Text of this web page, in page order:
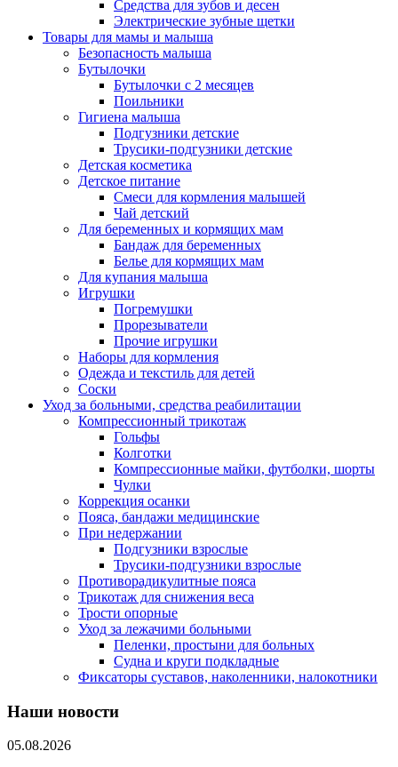
Средства для зубов и десен
Электрические зубные щетки
Товары для мамы и малыша
Безопасность малыша
Бутылочки
Бутылочки с 2 месяцев
Поильники
Гигиена малыша
Подгузники детские
Трусики-подгузники детские
Детская косметика
Детское питание
Смеси для кормления малышей
Чай детский
Для беременных и кормящих мам
Бандаж для беременных
Белье для кормящих мам
Для купания малыша
Игрушки
Погремушки
Прорезыватели
Прочие игрушки
Наборы для кормления
Одежда и текстиль для детей
Соски
Уход за больными, средства реабилитации
Компрессионный трикотаж
Гольфы
Колготки
Компрессионные майки, футболки, шорты
Чулки
Коррекция осанки
Пояса, бандажи медицинские
При недержании
Подгузники взрослые
Трусики-подгузники взрослые
Противорадикулитные пояса
Трикотаж для снижения веса
Трости опорные
Уход за лежачими больными
Пеленки, простыни для больных
Судна и круги подкладные
Фиксаторы суставов, наколенники, налокотники
Наши новости
05.08.2026